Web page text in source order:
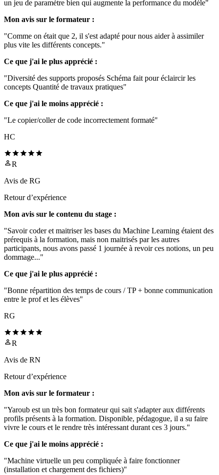
un jeu de paramètre bien qui augmente la performance du modèle"
Mon avis sur le formateur :
"Comme on était que 2, il s'est adapté pour nous aider à assimiler
plus vite les différents concepts."
Ce que j'ai le plus apprécié :
"Diversité des supports proposés Schéma fait pour éclaircir les
concepts Quantité de travaux pratiques"
Ce que j'ai le moins apprécié :
"Le copier/coller de code incorrectement formaté"
HC
R
Avis de RG
Retour d’expérience
Mon avis sur le contenu du stage :
"Savoir coder et maitriser les bases du Machine Learning étaient des
prérequis à la formation, mais non maitrisés par les autres
participants, nous avons passé 1 journée à revoir ces notions, un peu
dommage..."
Ce que j'ai le plus apprécié :
"Bonne répartition des temps de cours / TP + bonne communication
entre le prof et les élèves"
RG
R
Avis de RN
Retour d’expérience
Mon avis sur le formateur :
"Yaroub est un très bon formateur qui sait s'adapter aux différents
profils présents à la formation. Disponible, pédagogue, il a su faire
vivre le cours et le rendre très intéressant durant ces 3 jours."
Ce que j'ai le moins apprécié :
"Machine virtuelle un peu compliquée à faire fonctionner
(installation et chargement des fichiers)"